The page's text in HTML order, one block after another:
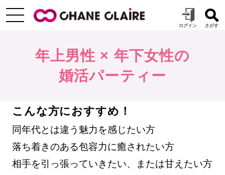
年上男性 × 年下女性の
婚活パーティー
こんな方におすすめ！
同年代とは違う魅力を感じたい方
落ち着きのある包容力に癒されたい方
相手を引っ張っていきたい、または甘えたい方